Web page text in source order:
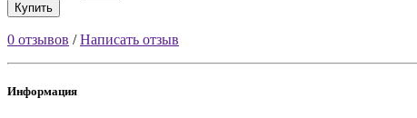
Купить
0 отзывов /Написать отзыв
Информация